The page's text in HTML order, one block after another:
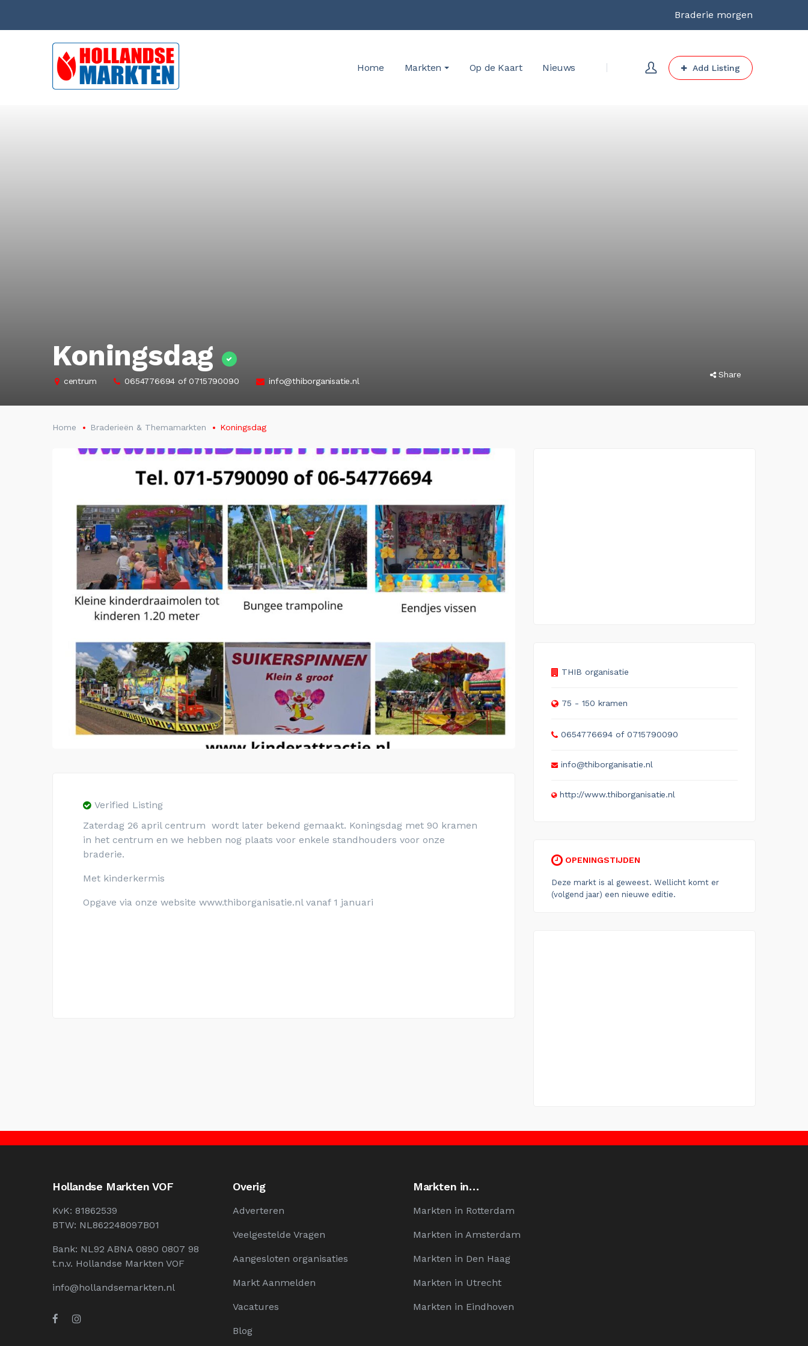
Braderie morgen
Home Markten Op de Kaart Nieuws Add Listing
Koningsdag
centrum 0654776694 of 0715790090 info@thiborganisatie.nl
Share
Home Braderieën & Themamarkten Koningsdag
Verified Listing
Zaterdag 26 april centrum wordt later bekend gemaakt. Koningsdag met 90 kramen
in het centrum en we hebben nog plaats voor enkele standhouders voor onze
braderie.
Met kinderkermis
Opgave via onze website www.thiborganisatie.nl vanaf 1 januari
THIB organisatie
75 - 150 kramen
0654776694 of 0715790090
info@thiborganisatie.nl
http://www.thiborganisatie.nl
OPENINGSTIJDEN
Deze markt is al geweest. Wellicht komt er
(volgend jaar) een nieuwe editie.
Hollandse Markten VOF
KvK: 81862539
BTW: NL862248097B01
Bank: NL92 ABNA 0890 0807 98
t.n.v. Hollandse Markten VOF
info@hollandsemarkten.nl
Overig
Adverteren
Veelgestelde Vragen
Aangesloten organisaties
Markt Aanmelden
Vacatures
Blog
Markten in…
Markten in Rotterdam
Markten in Amsterdam
Markten in Den Haag
Markten in Utrecht
Markten in Eindhoven